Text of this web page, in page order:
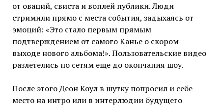
от оваций, свиста и воплей публики. Люди
стримили прямо с места события, задыхаясь от
эмоций: «Это стало первым прямым
подтверждением от самого Канье о скором
выходе нового альбома!». Пользовательские видео
разлетелись по сетям еще до окончания шоу.
После этого Деон Коул в шутку попросил и себе
место на интро или в интерлюдии будущего